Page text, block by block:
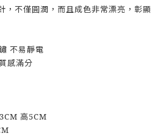
，不僅圓潤，而且成色非常漂亮，彰顯
不易靜電
感滿分
高5CM